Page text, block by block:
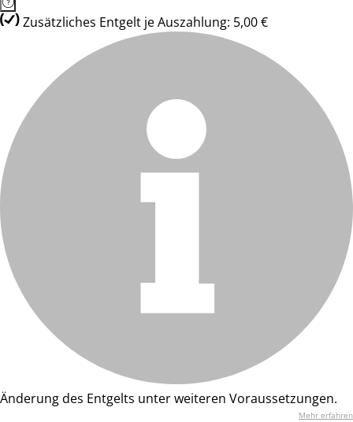
Zusätzliches Entgelt je Auszahlung: 5,00 €
Änderung des Entgelts unter weiteren Voraussetzungen.
Mehr erfahren